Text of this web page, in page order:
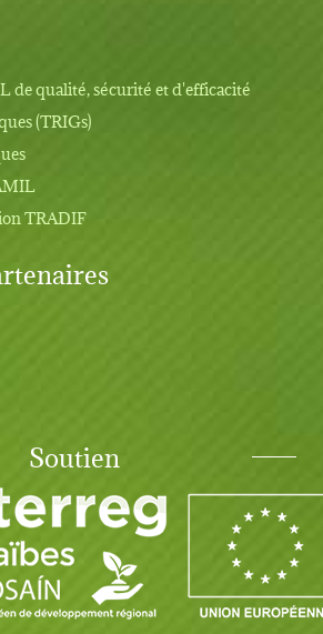
de qualité, sécurité et d'efficacité
(TRIGs)
TRADIF
Soutien